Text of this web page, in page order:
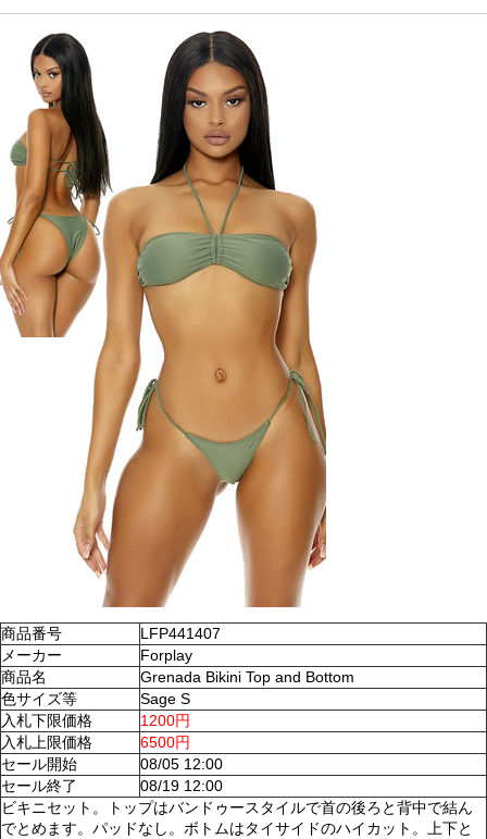
商品番号
LFP441407
メーカー
Forplay
商品名
Grenada Bikini Top and Bottom
色サイズ等
Sage S
入札下限価格
1200円
入札上限価格
6500円
セール開始
08/05 12:00
セール終了
08/19 12:00
ビキニセット。トップはバンドゥースタイルで首の後ろと背中で結ん
でとめます。パッドなし。ボトムはタイサイドのハイカット。上下と